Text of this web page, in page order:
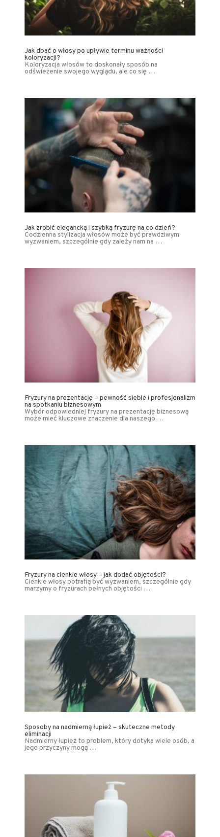
Jak dbać o włosy po upływie terminu ważności
koloryzacji?
Koloryzacja włosów to doskonały sposób na
odświeżenie swojego wyglądu, ale co się …
Jak zrobić elegancką i szybką fryzurę na co dzień?
Codzienna stylizacja włosów może być prawdziwym
wyzwaniem, szczególnie gdy zależy nam na …
Fryzury na prezentację – pewność siebie i profesjonalizm
na spotkaniu biznesowym
Wybór odpowiedniej fryzury na prezentację biznesową
może mieć kluczowe znaczenie dla naszego …
Fryzury na cienkie włosy – jak dodać objętości?
Cienkie włosy potrafią być wyzwaniem, szczególnie gdy
marzymy o fryzurach pełnych objętości …
Sposoby na nadmierną łupież – skuteczne metody
eliminacji
Nadmierny łupież to problem, który dotyka wiele osób, a
jego przyczyny mogą …